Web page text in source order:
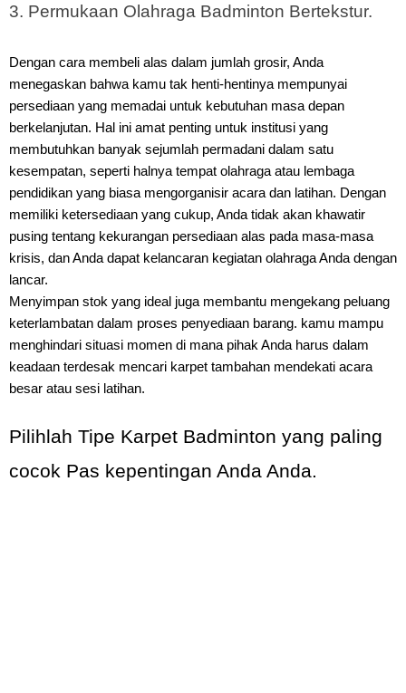
3. Permukaan Olahraga Badminton Bertekstur.
Dengan cara membeli alas dalam jumlah grosir, Anda
menegaskan bahwa kamu tak henti-hentinya mempunyai
persediaan yang memadai untuk kebutuhan masa depan
berkelanjutan. Hal ini amat penting untuk institusi yang
membutuhkan banyak sejumlah permadani dalam satu
kesempatan, seperti halnya tempat olahraga atau lembaga
pendidikan yang biasa mengorganisir acara dan latihan. Dengan
memiliki ketersediaan yang cukup, Anda tidak akan khawatir
pusing tentang kekurangan persediaan alas pada masa-masa
krisis, dan Anda dapat kelancaran kegiatan olahraga Anda dengan
lancar.
Menyimpan stok yang ideal juga membantu mengekang peluang
keterlambatan dalam proses penyediaan barang. kamu mampu
menghindari situasi momen di mana pihak Anda harus dalam
keadaan terdesak mencari karpet tambahan mendekati acara
besar atau sesi latihan.
Pilihlah Tipe Karpet Badminton yang paling
cocok Pas kepentingan Anda Anda.